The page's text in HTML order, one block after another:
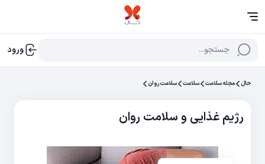
جستجو... ورود
حال مجله سلامت سلامت سلامت روان
رژيم غذايی و سلامت روان